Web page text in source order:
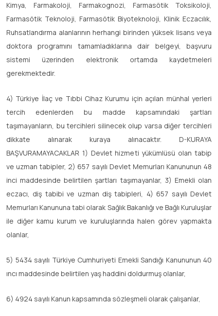
Kimya, Farmakoloji, Farmakognozi, Farmasötik Toksikoloji,
Farmasötik Teknoloji, Farmasötik Biyoteknoloji, Klinik Eczacılık,
Ruhsatlandırma alanlarının herhangi birinden yüksek lisans veya
doktora programını tamamladıklarına dair belgeyi, başvuru
sistemi üzerinden elektronik ortamda kaydetmeleri
gerekmektedir.
4) Türkiye İlaç ve Tıbbi Cihaz Kurumu için açılan münhal yerleri
tercih edenlerden bu madde kapsamındaki şartları
taşımayanların, bu tercihleri silinecek olup varsa diğer tercihleri
dikkate alınarak kuraya alınacaktır. D-KURAYA
BAŞVURAMAYACAKLAR 1) Devlet hizmeti yükümlüsü olan tabip
ve uzman tabipler, 2) 657 sayılı Devlet Memurları Kanununun 48
inci maddesinde belirtilen şartları taşımayanlar, 3) Emekli olan
eczacı, diş tabibi ve uzman diş tabipleri, 4) 657 sayılı Devlet
Memurları Kanununa tabi olarak Sağlık Bakanlığı ve Bağlı Kuruluşlar
ile diğer kamu kurum ve kuruluşlarında halen görev yapmakta
olanlar,
5) 5434 sayılı Türkiye Cumhuriyeti Emekli Sandığı Kanununun 40
ıncı maddesinde belirtilen yaş haddini doldurmuş olanlar,
6) 4924 sayılı Kanun kapsamında sözleşmeli olarak çalışanlar,